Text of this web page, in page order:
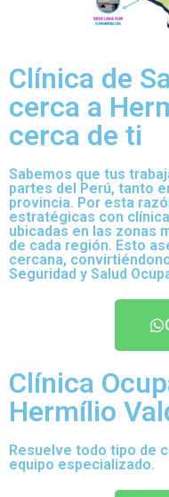
Clínica de
cerca a
cerca de ti
Sabemos que tus
partes del Perú, tanto
provincia. Por esta
estratégicas con
ubicadas en las zonas
de cada región. Esto
cercana,
Seguridad y Salud
Clínica
Hermílio
Resuelve todo tipo de
equipo especializado.